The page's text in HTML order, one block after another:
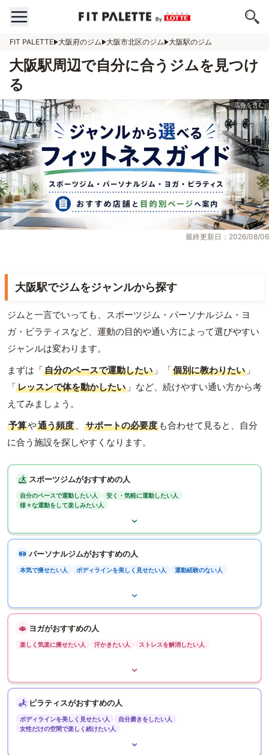
FIT PALETTE 大阪府のジム 大阪市北区のジム 大阪駅のジム
大阪駅周辺で自分に合うジムを見つけ
る
最終更新日：2026/08/06
大阪駅でジムをジャンルから探す
ジムと一言でいっても、スポーツジム・パーソナルジム・ヨ
ガ・ピラティスなど、運動の目的や通い方によって選びやすい
ジャンルは変わります。
まずは「自分のペースで運動したい 」「個別に教わりたい 」
「レッスンで体を動かしたい 」など、続けやすい通い方から考
えてみましょう。
予算や通う頻度 、 サポートの必要度 も合わせて見ると、自分
に合う施設を探しやすくなります。
スポーツジムがおすすめの人
自分のペースで運動したい人
安く・気軽に運動したい人
様々な運動をして楽しみたい人
パーソナルジムがおすすめの人
本気で痩せたい人 ボディラインを美しく見せたい人 運動経験のない人
ヨガがおすすめの人
楽しく気楽に痩せたい人 汗かきたい人 ストレスを解消したい人
ピラティスがおすすめの人
ボディラインを美しく見せたい人
自分磨きをしたい人
女性だけの空間で楽しく続けたい人